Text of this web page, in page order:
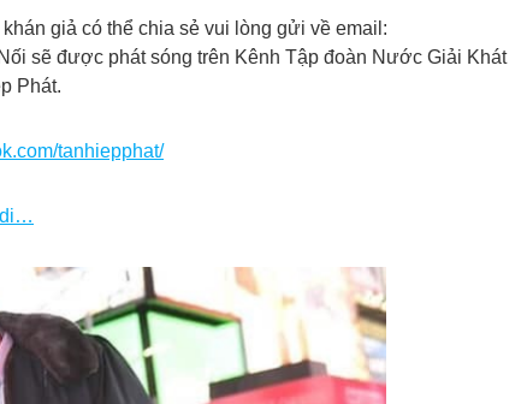
giả có thể chia sẻ vui lòng gửi về email:
sẽ được phát sóng trên Kênh Tập đoàn Nước Giải Khát
Phát.
tanhiepphat/